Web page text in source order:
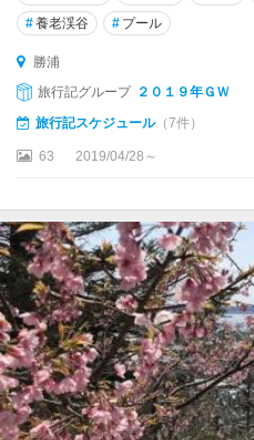
#養老渓谷 # プール
勝浦
旅行記グループ ２０１９年ＧＷ
旅行記スケジュール（7件）
63 2019/04/28～